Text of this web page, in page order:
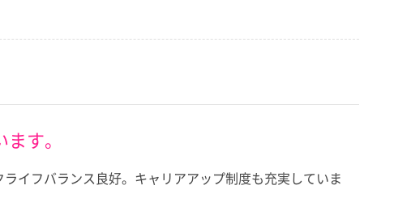
す。
イフバランス良好。キャリアアップ制度も充実していま